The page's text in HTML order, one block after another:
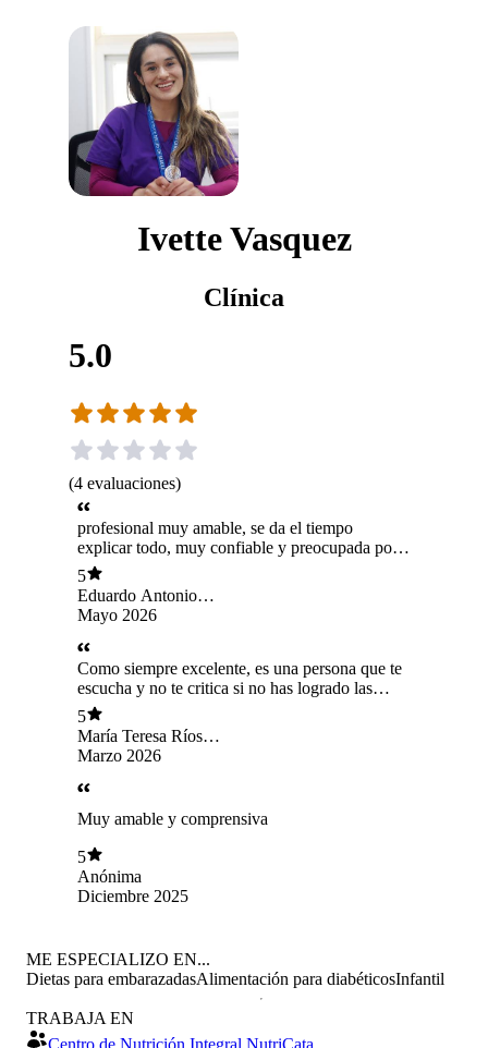
Ivette Vasquez
Clínica
5.0
(4 evaluaciones)
profesional muy amable, se da el tiempo
explicar todo, muy confiable y preocupada por
el bienestar de su paciente.
5
Eduardo Antonio
Miranda Ruiz
Mayo 2026
Como siempre excelente, es una persona que te
escucha y no te critica si no has logrado las
metas, te aconseja y te da ánimo para seguir
adelante
5
María Teresa Ríos
Sepúlveda
Marzo 2026
Muy amable y comprensiva
5
Anónima
Diciembre 2025
ME ESPECIALIZO EN...
Dietas para embarazadasAlimentación para diabéticosInfantil
TRABAJA EN
Centro de Nutrición Integral NutriCata